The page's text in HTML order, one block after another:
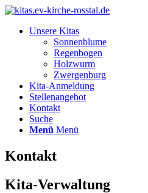
Unsere Kitas
Sonnenblume
Regenbogen
Holzwurm
Zwergenburg
Kita-Anmeldung
Stellenangebot
Kontakt
Suche
Menü Menü
Kontakt
Kita-Verwaltung